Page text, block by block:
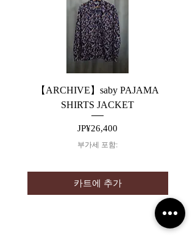
【ARCHIVE】saby PAJAMA
SHIRTS JACKET
가격
JP¥26,400
부가세 포함:
카트에 추가
2019 NOUVERTEmagazine. All Rights